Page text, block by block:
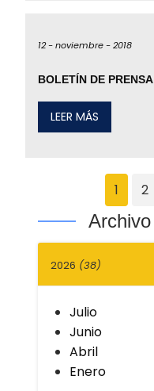
12 -noviembre -2018
BOLETÍN DE PRENSA
LEER MÁS
1 2
Archivo
2026 (38)
Julio
Junio
Abril
Enero